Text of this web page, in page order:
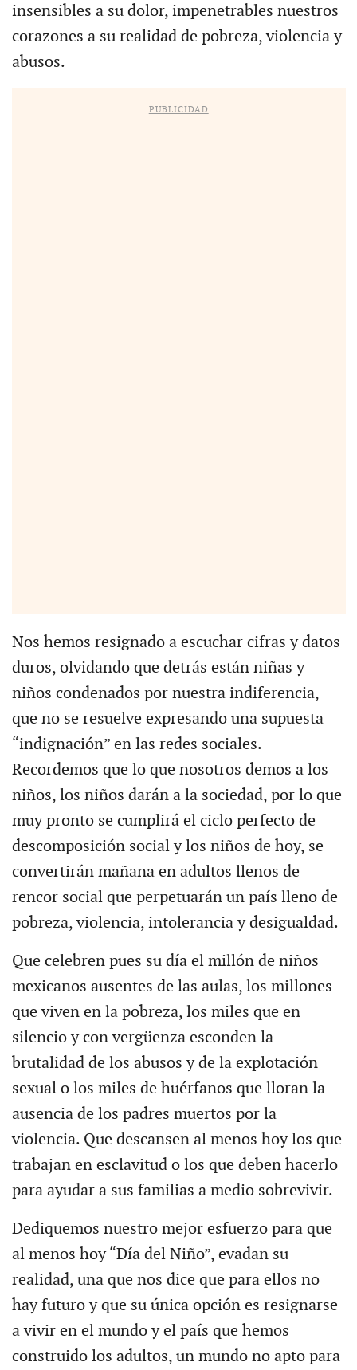
insensibles a su dolor, impenetrables nuestros
corazones a su realidad de pobreza, violencia y
abusos.
PUBLICIDAD
Nos hemos resignado a escuchar cifras y datos
duros, olvidando que detrás están niñas y
niños condenados por nuestra indiferencia,
que no se resuelve expresando una supuesta
“indignación” en las redes sociales.
Recordemos que lo que nosotros demos a los
niños, los niños darán a la sociedad, por lo que
muy pronto se cumplirá el ciclo perfecto de
descomposición social y los niños de hoy, se
convertirán mañana en adultos llenos de
rencor social que perpetuarán un país lleno de
pobreza, violencia, intolerancia y desigualdad.
Que celebren pues su día el millón de niños
mexicanos ausentes de las aulas, los millones
que viven en la pobreza, los miles que en
silencio y con vergüenza esconden la
brutalidad de los abusos y de la explotación
sexual o los miles de huérfanos que lloran la
ausencia de los padres muertos por la
violencia. Que descansen al menos hoy los que
trabajan en esclavitud o los que deben hacerlo
para ayudar a sus familias a medio sobrevivir.
Dediquemos nuestro mejor esfuerzo para que
al menos hoy “Día del Niño”, evadan su
realidad, una que nos dice que para ellos no
hay futuro y que su única opción es resignarse
a vivir en el mundo y el país que hemos
construido los adultos, un mundo no apto para